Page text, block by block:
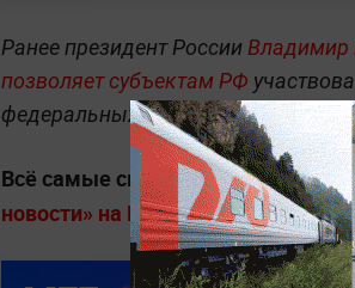
Ранее президент России Владимир
позволяет субъектам РФ
федеральных автодорог.
Всё самые свежие новости без
новости» на Life.ru.